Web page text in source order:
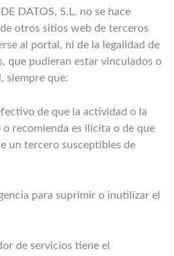
DATOS, S.L. no se hace
otros sitios web de terceros
al portal, ni de la legalidad de
que pudieran estar vinculados o
siempre que:
de que la actividad o la
recomienda es ilícita o de que
un tercero susceptibles de
para suprimir o inutilizar el
de servicios tiene el